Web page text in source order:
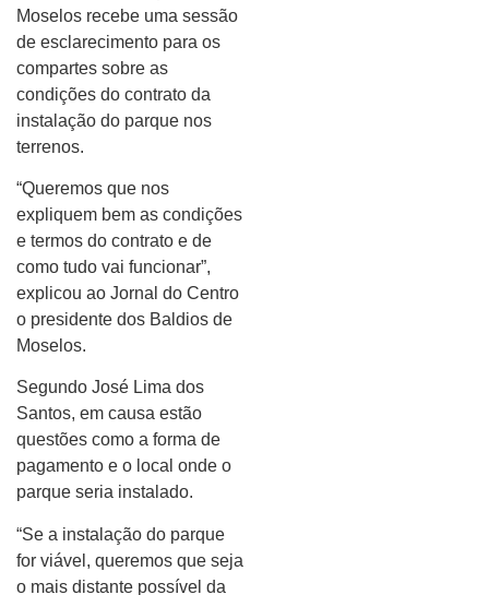
Moselos recebe uma sessão
de esclarecimento para os
compartes sobre as
condições do contrato da
instalação do parque nos
terrenos.
“Queremos que nos
expliquem bem as condições
e termos do contrato e de
como tudo vai funcionar”,
explicou ao Jornal do Centro
o presidente dos Baldios de
Moselos.
Segundo José Lima dos
Santos, em causa estão
questões como a forma de
pagamento e o local onde o
parque seria instalado.
“Se a instalação do parque
for viável, queremos que seja
o mais distante possível da